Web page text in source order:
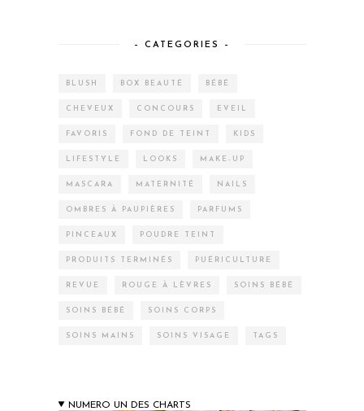
– CATEGORIES –
BLUSH BOX BEAUTÉ BÉBÉ
CHEVEUX CONCOURS EVEIL
FAVORIS FOND DE TEINT KIDS
LIFESTYLE LOOKS MAKE-UP
MASCARA MATERNITÉ NAILS
OMBRES À PAUPIÈRES PARFUMS
PINCEAUX POUDRE TEINT
PRODUITS TERMINÉS PUÉRICULTURE
REVUE ROUGE À LÈVRES SOINS BÉBÉ
SOINS BÉBÉ SOINS CORPS
SOINS MAINS SOINS VISAGE TAGS
NUMERO UN DES CHARTS